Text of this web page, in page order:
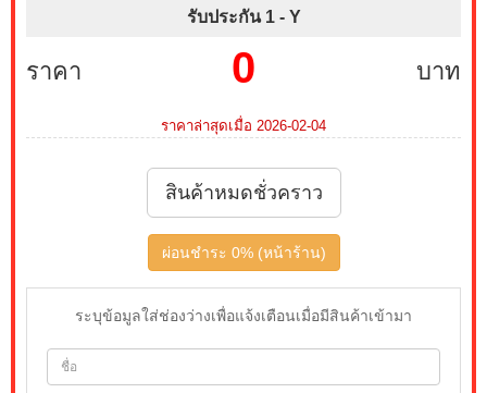
รับประกัน 1 - Y
ราคา บาท
0
ราคาล่าสุดเมื่อ 2026-02-04
สินค้าหมดชั่วคราว
ผ่อนชำระ 0% (หน้าร้าน)
ระบุข้อมูลใส่ช่องว่างเพื่อแจ้งเตือนเมื่อมีสินค้าเข้ามา